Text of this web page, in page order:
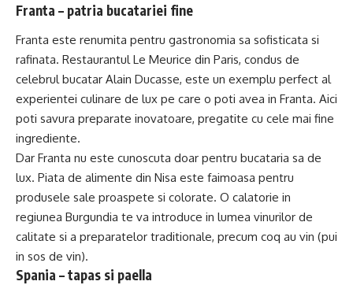
Franta – patria bucatariei fine
Franta este renumita pentru gastronomia sa sofisticata si
rafinata. Restaurantul Le Meurice din Paris, condus de
celebrul bucatar Alain Ducasse, este un exemplu perfect al
experientei culinare de lux pe care o poti avea in Franta. Aici
poti savura preparate inovatoare, pregatite cu cele mai fine
ingrediente.
Dar Franta nu este cunoscuta doar pentru bucataria sa de
lux. Piata de alimente din Nisa este faimoasa pentru
produsele sale proaspete si colorate. O calatorie in
regiunea Burgundia te va introduce in lumea vinurilor de
calitate si a preparatelor traditionale, precum coq au vin (pui
in sos de vin).
Spania – tapas si paella